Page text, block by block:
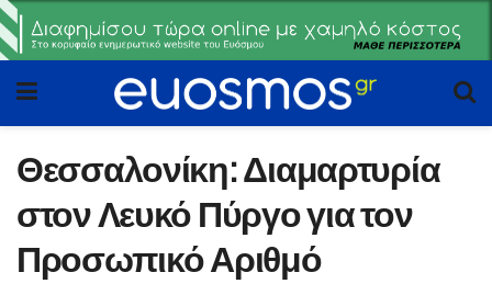
Θεσσαλονίκη: Διαμαρτυρία
στον Λευκό Πύργο για τον
Προσωπικό Αριθμό